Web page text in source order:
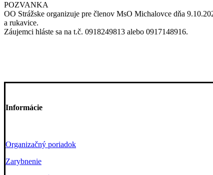
POZVANKA
OO Strážske organizuje pre členov MsO Michalovce dňa
a rukavice.
Záujemci hláste sa na t.č. 0918249813 alebo 0917148916.
Informácie
Organizačný poriadok
Zarybnenie